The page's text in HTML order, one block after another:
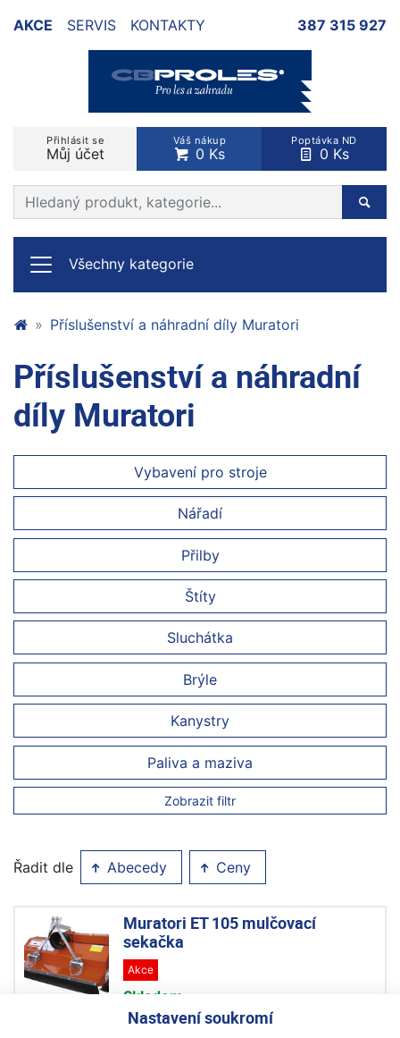
Nastavení soukromí
AKCE SERVIS KONTAKTY 387 315 927
Přihlásit se
Můj účet
Váš nákup
0 Ks
Poptávka ND
0 Ks
Prohledat web
Všechny kategorie
Příslušenství a náhradní díly Muratori
Příslušenství a náhradní
díly Muratori
Vybavení pro stroje
Nářadí
Přilby
Štíty
Sluchátka
Brýle
Kanystry
Paliva a maziva
Zobrazit filtr
Řadit dle Abecedy Ceny
Muratori ET 105 mulčovací
sekačka
Akce
Skladem
58 990 Kč